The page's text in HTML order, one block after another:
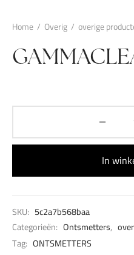
Home / Overig / overige
In
SKU: 5c2a7b568baa
Categorieën: Ontsmetters,
Tag: ONTSMETTERS